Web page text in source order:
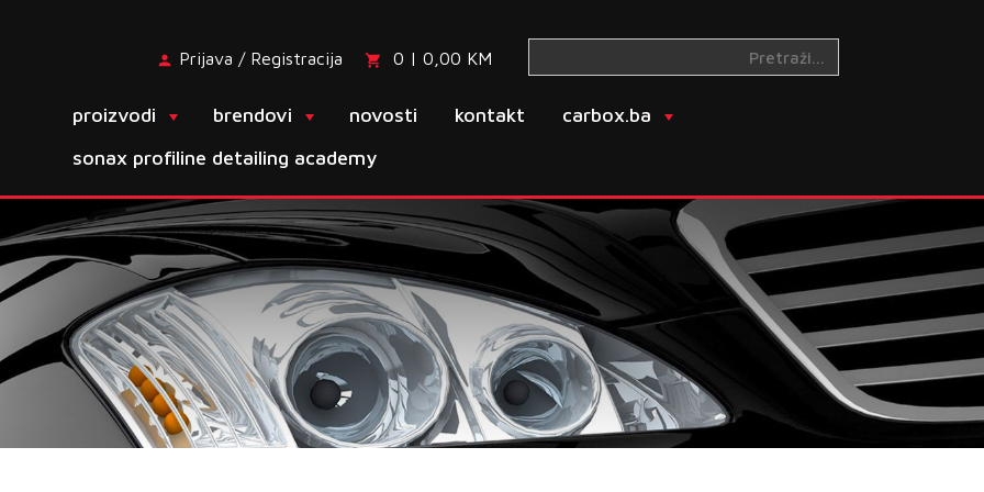
Prijava / Registracija 0 | 0,00 KM
proizvodi brendovi novosti kontakt
carbox.ba
sonax profiline detailing academy